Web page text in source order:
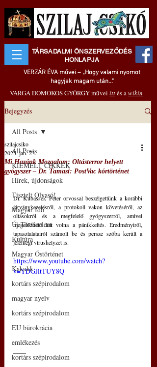
TÁRSADALMI ÖNSZERVEZŐDÉS
HONLAPJA
VERZÁR ÉVA művei – „Hogy valami nyomot
hagyjak magam után..."
VARGA DOMOKOS GYÖRGY művei ittés awikin
Bejegyzés
All Posts
KIEMELT CIKKEK
Hírek, újdonságok
Tisztelt Olvasó!
Magyar Idő
Új Történelem
Kultúra
Magyar Őstörténet
Kakukk
kortárs szépirodalom
magyar nyelv
kortárs szépirodalom
EU bürokrácia
emlékezés
kortárs szépirodalom
All Posts
Mi Hazánk Mozgalom: Oltásterror helyett
gyógyszer ‒ Dr. Tamasi: PostVac kórtörténet
szilajcsiko
2025. jan. 23.
Dr. Kubassek Péter orvossal beszélgettünk a korábbi
járványkezelésről, a protokoll vakon követéséről, az
oltásokról és a megfelelő gyógyszerről, amivel
megelőzhető lett volna a pánikkeltés. Eredményiről,
tapasztalatairól számolt be és persze szóba került a
jelenlegi vírushelyzet is.
https://www.youtube.com/watch?
v=YDGJltTUY8Q